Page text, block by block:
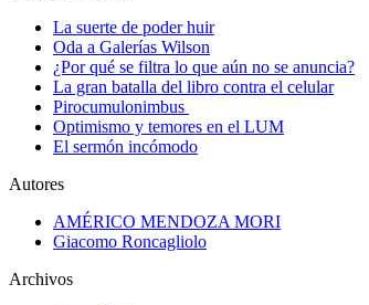
La suerte de poder huir
Oda a Galerías Wilson
¿Por qué se filtra lo que aún no se anuncia?
La gran batalla del libro contra el celular
Pirocumulonimbus
Optimismo y temores en el LUM
El sermón incómodo
Autores
AMÉRICO MENDOZA MORI
Giacomo Roncagliolo
Archivos